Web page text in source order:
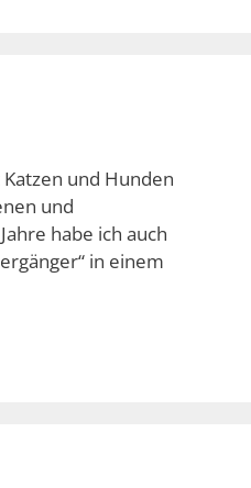
und Hunden
und
habe ich auch
in einem